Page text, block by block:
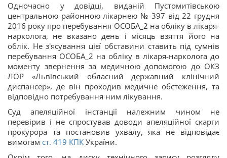
Одночасно у довідці, виданій Пустомитівською
центральною районною лікарнею № 397 від 22 грудня
2016 року про перебування ОСОБА_2 на обліку в лікаря-
нарколога, не вказано день і місяць взяття його на
облік. Не з'ясування цієї обставини ставить під сумнів
перебування ОСОБА_2 на обліку в лікаря-нарколога до
моменту звернення за медичною допомогою до ОКЗ
ЛОР «Львівський обласний державний клінічний
диспансер», де він проходив медичне обстеження, та
відповідно потребування ним лікування.
Суд апеляційної інстанції належним чином не
перевірив і не спростував доводи апеляційної скарги
прокурора та постановив ухвалу, яка не відповідає
вимогам ст. 419 КПК України.